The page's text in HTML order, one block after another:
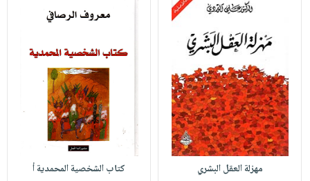
مهزلة العقل البشري
كتاب الشخصية المحمدية أ